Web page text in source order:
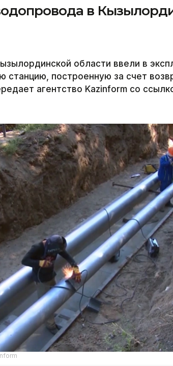
в
области ввели в
станцию, построенную за счет
агентство Kazinform со